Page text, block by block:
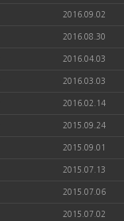
2016.09.02
2016.08.30
2016.04.03
2016.03.03
2016.02.14
2015.09.24
2015.09.01
2015.07.13
2015.07.06
2015.07.02